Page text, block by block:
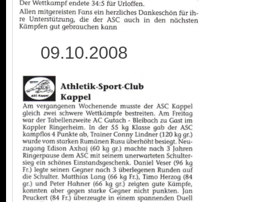
09.10.2008